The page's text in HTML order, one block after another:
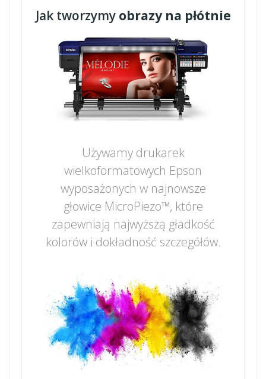
Jak tworzymyobrazy na płótnie
Używamy drukarek
wielkoformatowych Epson
wyposażonych w najnowsze
głowice MicroPiezo™, które
zapewniają najwyższą gładkość
kolorów i dokładność szczegółów.